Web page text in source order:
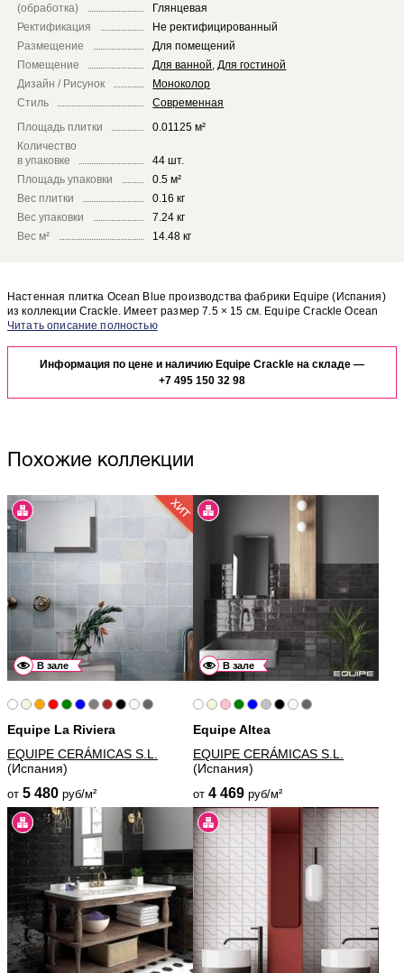
(обработка)
Глянцевая
Ректификация
Не ректифицированный
Размещение
Для помещений
Помещение
Для ванной Для гостиной
Дизайн / Рисунок
Моноколор
Стиль
Современная
Площадь плитки
0.01125 м²
Количество
в упаковке
44 шт.
Площадь упаковки
0.5 м²
Вес плитки
0.16 кг
Вес упаковки
7.24 кг
Вес м²
14.48 кг
Настенная плитка Ocean Blue производства фабрики Equipe (Испания)
из коллекции Crackle. Имеет размер 7.5 × 15 см. Equipe Crackle Ocean
Blue отлично сочетается с другими элементами коллекции Crackle.
отделке Вашего помещения, закажите бесплатный дизайн-проект с
использованием элементов коллекции Equipe Crackle.
Информация по цене и наличию Equipe Crackle на складе —
+7 495 150 32 98
Похожие коллекции
В зале
Equipe La Riviera
EQUIPE CERÁMICAS S.L.
(Испания)
от 5 480 руб/м²
В зале
Equipe Altea
EQUIPE CERÁMICAS S.L.
(Испания)
от 4 469 руб/м²